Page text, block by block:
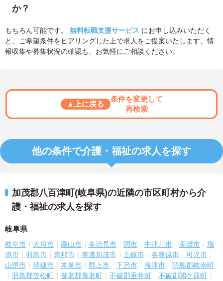
か？
もちろん可能です。 無料転職支援サービス にお申し込みいただく
と、ご希望条件をヒアリングした上で求人をご提案いたします。情
報収集や募集状況の確認も、お気軽にご相談ください。
▲上に戻る
条件を変更して
再検索
他の条件で介護・福祉の求人を探す
加茂郡八百津町(岐阜県)の近隣の市区町村から介
護・福祉の求人を探す
岐阜県
岐阜市 大垣市 高山市 多治見市 関市 中津川市 美濃市
瑞
浪市
羽島市 恵那市 美濃加茂市 土岐市 各務原市
可児市
山県市
瑞穂市 本巣市 郡上市 下呂市 海津市
羽島郡岐南町
羽島郡笠松町
養老郡養老町 不破郡垂井町
不破郡関ケ原町